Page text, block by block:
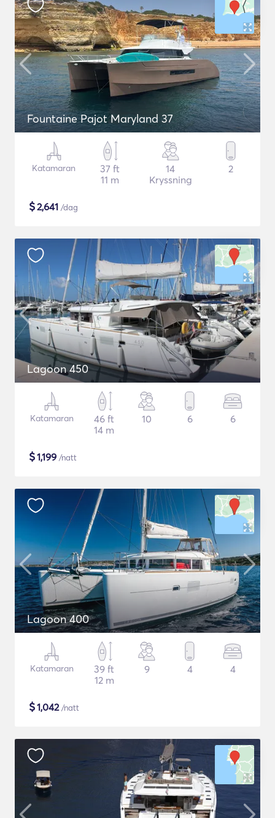
Fountaine Pajot Maryland 37
Katamaran
37 ft
11 m
14
Kryssning
2
$2,641 /dag
Lagoon 450
Katamaran
46 ft
14 m
10 6 6
$1,199 /natt
Lagoon 400
Katamaran
39 ft
12 m
9 4 4
$1,042/natt